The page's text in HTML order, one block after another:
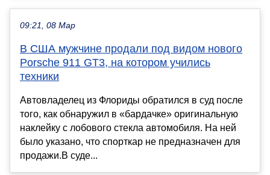
09:21, 08 Мар
В США мужчине продали под видом нового
Porsche 911 GT3, на котором учились
техники
Автовладелец из Флориды обратился в суд после
того, как обнаружил в «бардачке» оригинальную
наклейку с лобового стекла автомобиля. На ней
было указано, что спорткар не предназначен для
продажи.В суде...